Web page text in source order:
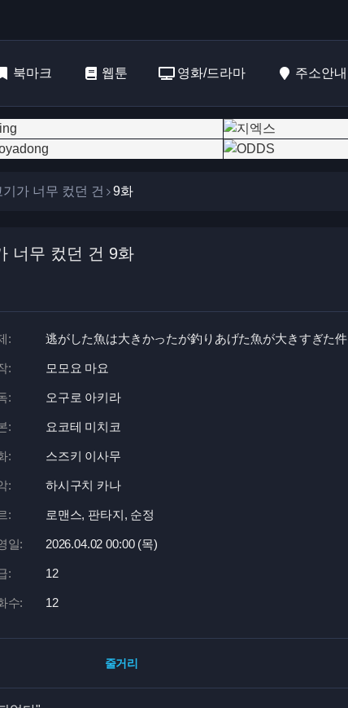
북마크 웹툰 영화/드라마 주소안내
가 너무 컸던 건 9화
너무 컸던 건 9화
: 逃がした魚は大きかったが釣りあげた魚が大きすぎた件
: 모모요 마요
: 오구로 아키라
: 요코테 미치코
: 스즈키 이사무
: 하시구치 카나
: 로맨스, 판타지, 순정
일: 2026.04.02 00:00 (목)
: 12
수: 12
줄거리